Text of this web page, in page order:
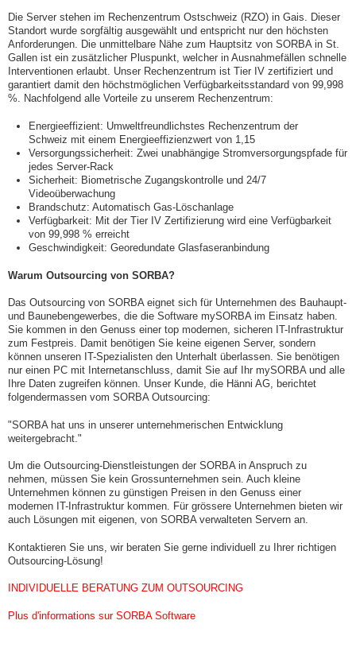
Die Server stehen im Rechenzentrum Ostschweiz (RZO) in Gais. Dieser
Standort wurde sorgfältig ausgewählt und entspricht nur den höchsten
Anforderungen. Die unmittelbare Nähe zum Hauptsitz von SORBA in St.
Gallen ist ein zusätzlicher Pluspunkt, welcher in Ausnahmefällen schnelle
Interventionen erlaubt. Unser Rechenzentrum ist Tier IV zertifiziert und
garantiert damit den höchstmöglichen Verfügbarkeitsstandard von 99,998
%. Nachfolgend alle Vorteile zu unserem Rechenzentrum:
Energieeffizient: Umweltfreundlichstes Rechenzentrum der
Schweiz mit einem Energieeffizienzwert von 1,15
Versorgungssicherheit: Zwei unabhängige Stromversorgungspfade für
jedes Server-Rack
Sicherheit: Biometrische Zugangskontrolle und 24/7
Videoüberwachung
Brandschutz: Automatisch Gas-Löschanlage
Verfügbarkeit: Mit der Tier IV Zertifizierung wird eine Verfügbarkeit
von 99,998 % erreicht
Geschwindigkeit: Georedundate Glasfaseranbindung
Warum Outsourcing von SORBA?
Das Outsourcing von SORBA eignet sich für Unternehmen des Bauhaupt-
und Baunebengewerbes, die die Software mySORBA im Einsatz haben.
Sie kommen in den Genuss einer top modernen, sicheren IT-Infrastruktur
zum Festpreis. Damit benötigen Sie keine eigenen Server, sondern
können unseren IT-Spezialisten den Unterhalt überlassen. Sie benötigen
nur einen PC mit Internetanschluss, damit Sie auf Ihr mySORBA und alle
Ihre Daten zugreifen können. Unser Kunde, die Hänni AG, berichtet
folgendermassen vom SORBA Outsourcing:
"SORBA hat uns in unserer unternehmerischen Entwicklung
weitergebracht."
Um die Outsourcing-Dienstleistungen der SORBA in Anspruch zu
nehmen, müssen Sie kein Grossunternehmen sein. Auch kleine
Unternehmen können zu günstigen Preisen in den Genuss einer
modernen IT-Infrastruktur kommen. Für grössere Unternehmen bieten wir
auch Lösungen mit eigenen, von SORBA verwalteten Servern an.
Kontaktieren Sie uns, wir beraten Sie gerne individuell zu Ihrer richtigen
Outsourcing-Lösung!
INDIVIDUELLE BERATUNG ZUM OUTSOURCING
Plus d'informations sur SORBA Software